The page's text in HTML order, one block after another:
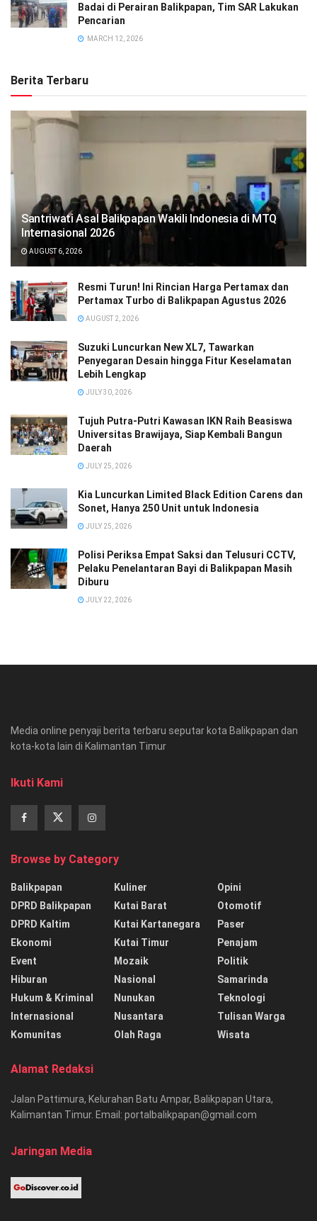
Badai di Perairan Balikpapan, Tim SAR Lakukan
Pencarian
MARCH 12, 2026
Berita Terbaru
Santriwati Asal Balikpapan Wakili Indonesia di MTQ
Internasional 2026
AUGUST 6, 2026
Resmi Turun! Ini Rincian Harga Pertamax dan
Pertamax Turbo di Balikpapan Agustus 2026
AUGUST 2, 2026
Suzuki Luncurkan New XL7, Tawarkan
Penyegaran Desain hingga Fitur Keselamatan
Lebih Lengkap
JULY 30, 2026
Tujuh Putra-Putri Kawasan IKN Raih Beasiswa
Universitas Brawijaya, Siap Kembali Bangun
Daerah
JULY 25, 2026
Kia Luncurkan Limited Black Edition Carens dan
Sonet, Hanya 250 Unit untuk Indonesia
JULY 25, 2026
Polisi Periksa Empat Saksi dan Telusuri CCTV,
Pelaku Penelantaran Bayi di Balikpapan Masih
Diburu
JULY 22, 2026
Media online penyaji berita terbaru seputar kota Balikpapan dan
kota-kota lain di Kalimantan Timur
Ikuti Kami
Browse by Category
Balikpapan
DPRD Balikpapan
DPRD Kaltim
Ekonomi
Event
Hiburan
Hukum & Kriminal
Internasional
Komunitas
Kuliner
Kutai Barat
Kutai Kartanegara
Kutai Timur
Mozaik
Nasional
Nunukan
Nusantara
Olah Raga
Opini
Otomotif
Paser
Penajam
Politik
Samarinda
Teknologi
Tulisan Warga
Wisata
Alamat Redaksi
Jalan Pattimura, Kelurahan Batu Ampar, Balikpapan Utara,
Kalimantan Timur. Email: portalbalikpapan@gmail.com
Jaringan Media